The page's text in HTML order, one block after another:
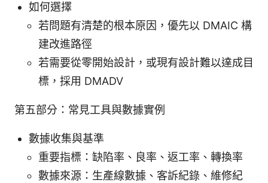
如何選擇
若問題有清楚的根本原因，優先以 DMAIC 構
建改進路徑
若需要從零開始設計，或現有設計難以達成目
標，採用 DMADV
第五部分：常見工具與數據實例
數據收集與基準
重要指標：缺陷率、良率、返工率、轉換率
數據來源：生產線數據、客訴紀錄、維修紀